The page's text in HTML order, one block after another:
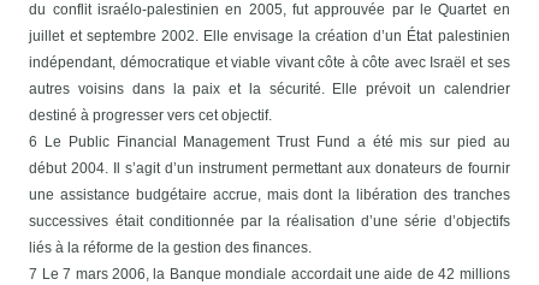
du conflit israélo-palestinien en 2005, fut approuvée par le Quartet en
juillet et septembre 2002. Elle envisage la création d’un État palestinien
indépendant, démocratique et viable vivant côte à côte avec Israël et ses
autres voisins dans la paix et la sécurité. Elle prévoit un calendrier
destiné à progresser vers cet objectif.
6 Le Public Financial Management Trust Fund a été mis sur pied au
début 2004. Il s’agit d’un instrument permettant aux donateurs de fournir
une assistance budgétaire accrue, mais dont la libération des tranches
successives était conditionnée par la réalisation d’une série d’objectifs
liés à la réforme de la gestion des finances.
7 Le 7 mars 2006, la Banque mondiale accordait une aide de 42 millions